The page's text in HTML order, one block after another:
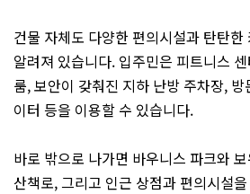
건물 자체도 다양한 편의시설과 탄탄
알려져 있습니다. 입주민은 피트니스
룸, 보안이 갖춰진 지하 난방 주차장,
이터 등을 이용할 수 있습니다.
바로 밖으로 나가면 바우니스 파크와
산책로, 그리고 인근 상점과 편의시설